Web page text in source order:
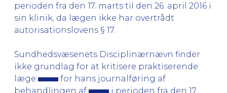
perioden fra den 17. marts til den 26. april 2016 i
sin klinik, da lægen ikke har overtrådt
autorisationslovens § 17.
Sundhedsvæsenets Disciplinærnævn finder
ikke grundlag for at kritisere praktiserende
læge
for hans journalføring af
behandlingen af
i perioden fra den 17.